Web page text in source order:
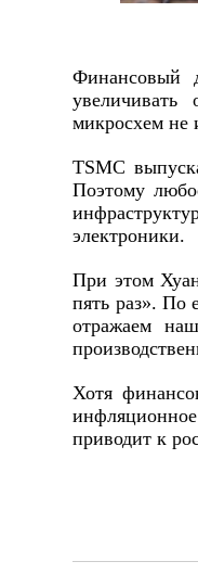
Финансовый
микросхем не
TSMC
Поэтому
электроники.
При этом
пять раз». По
отражаем
Хотя
инфляционное
приводит к